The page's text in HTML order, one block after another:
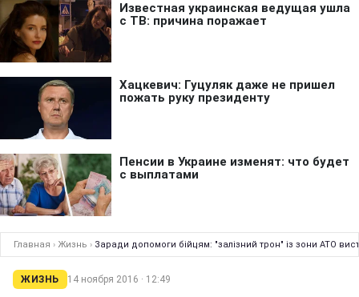
Главная › Жизнь › Заради допомоги бійцям: "залізний трон" із зони АТО
ЖИЗНЬ 14 ноября 2016 · 12:49